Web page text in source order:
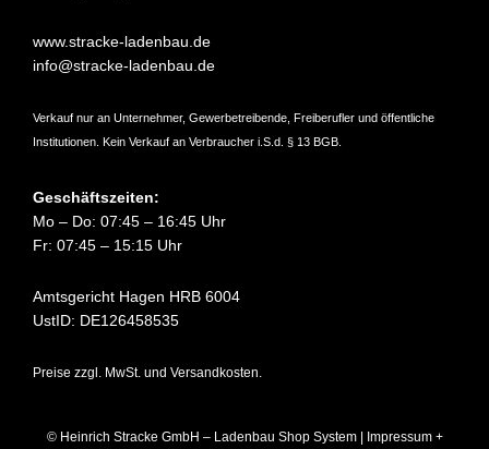
www.stracke-ladenbau.de
info@stracke-ladenbau.de
Verkauf nur an Unternehmer, Gewerbetreibende, Freiberufler und öffentliche
Institutionen. Kein Verkauf an Verbraucher i.S.d. § 13 BGB.
Geschäftszeiten:
Mo – Do: 07:45 – 16:45 Uhr
Fr: 07:45 – 15:15 Uhr
Amtsgericht Hagen HRB 6004
UstID: DE126458535
Preise zzgl. MwSt. und Versandkosten.
© Heinrich Stracke GmbH – Ladenbau Shop System | Impressum +